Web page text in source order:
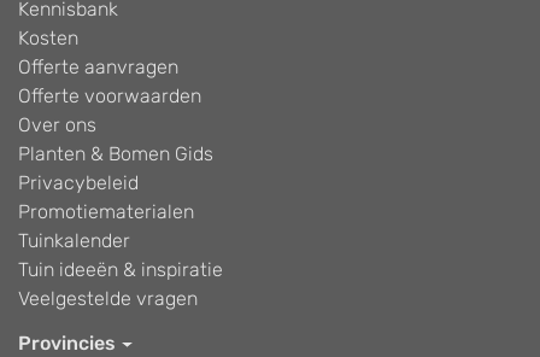
Kennisbank
Kosten
Offerte aanvragen
Offerte voorwaarden
Over ons
Planten & Bomen Gids
Privacybeleid
Promotiematerialen
Tuinkalender
Tuin ideeën & inspiratie
Veelgestelde vragen
Provincies